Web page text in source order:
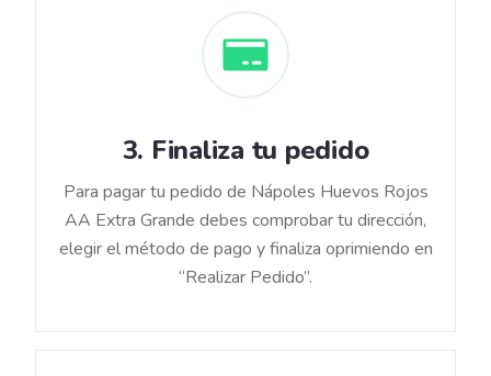
3. Finaliza tu pedido
Para pagar tu pedido de Nápoles Huevos Rojos
AA Extra Grande debes comprobar tu dirección,
elegir el método de pago y finaliza oprimiendo en
“Realizar Pedido”.